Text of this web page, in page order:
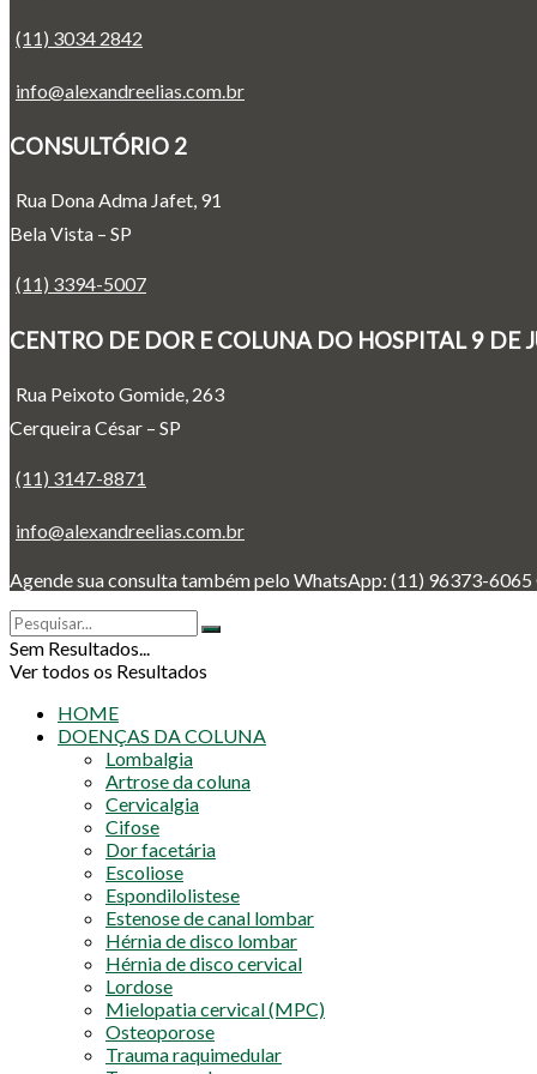
(11) 3034 2842
info@alexandreelias.com.br
CONSULTÓRIO 2
Rua Dona Adma Jafet, 91
Bela Vista – SP
(11) 3394-5007
CENTRO DE DOR E COLUNA DO HOSPITAL 9 DE
Rua Peixoto Gomide, 263
Cerqueira César – SP
(11) 3147-8871
info@alexandreelias.com.br
Agende sua consulta também pelo WhatsApp: (11) 96373-
Sem Resultados...
Ver todos os Resultados
HOME
DOENÇAS DA COLUNA
Lombalgia
Artrose da coluna
Cervicalgia
Cifose
Dor facetária
Escoliose
Espondilolistese
Estenose de canal lombar
Hérnia de disco lombar
Hérnia de disco cervical
Lordose
Mielopatia cervical (MPC)
Osteoporose
Trauma raquimedular